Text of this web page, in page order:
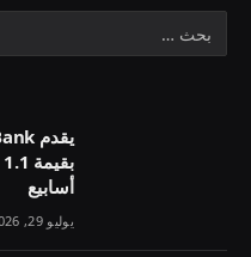
أسابيع
يوليو 29, 2026